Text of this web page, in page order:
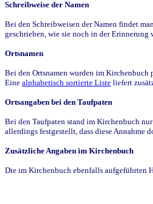
Schreibweise der Namen
Bei den Schreibweisen der Namen findet
geschrieben, wie sie noch in der
Ortsnamen
Bei den Ortsnamen wurden im Kirchenbuch
Eine alphabetisch sortierte Liste liefert
Ortsangaben bei den Taufpaten
Bei den Taufpaten stand im Kirchenbuch
allerdings festgestellt, dass diese Annahme
Zusätzliche Angaben im Kirchenbuch
Die im Kirchenbuch ebenfalls aufgeführten